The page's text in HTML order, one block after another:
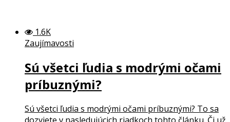
1.6K
Zaujímavosti
Sú všetci ľudia s modrými očami
príbuznými?
Sú všetci ľudia s modrými očami príbuznými? To sa